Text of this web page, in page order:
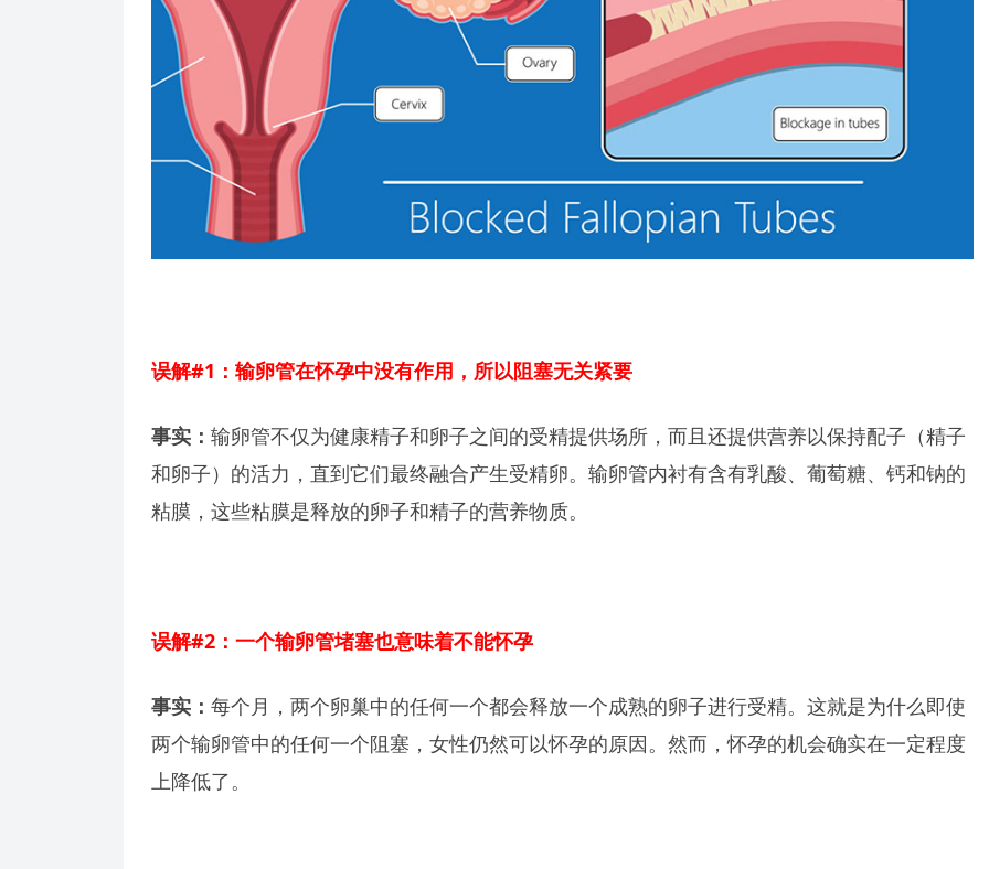
误解#1：输卵管在怀孕中没有作用，所以阻塞无关紧要
事实： 输卵管不仅为健康精子和卵子之间的受精提供场所，而且还提供营养以保持配子（精子
和卵子）的活力，直到它们最终融合产生受精卵。输卵管内衬有含有乳酸、葡萄糖、钙和钠的
粘膜，这些粘膜是释放的卵子和精子的营养物质。
误解#2：一个输卵管堵塞也意味着不能怀孕
事实： 每个月，两个卵巢中的任何一个都会释放一个成熟的卵子进行受精。这就是为什么即使
两个输卵管中的任何一个阻塞，女性仍然可以怀孕的原因。然而，怀孕的机会确实在一定程度
上降低了。